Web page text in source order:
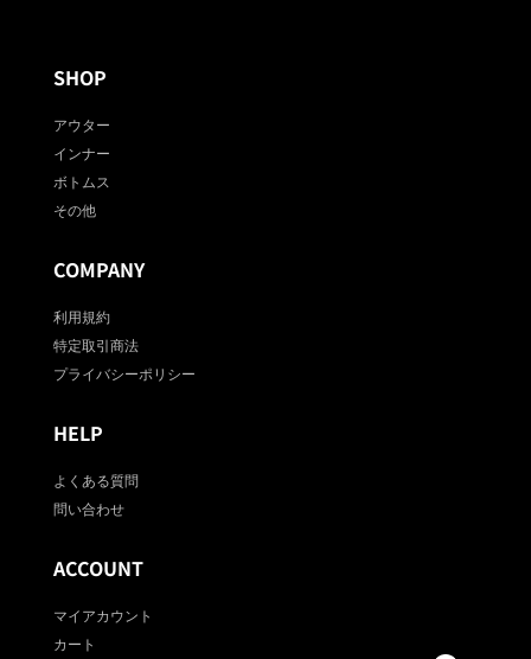
SHOP
アウター
インナー
ボトムス
その他
COMPANY
利用規約
特定取引商法
プライバシーポリシー
HELP
よくある質問
問い合わせ
ACCOUNT
マイアカウント
カート